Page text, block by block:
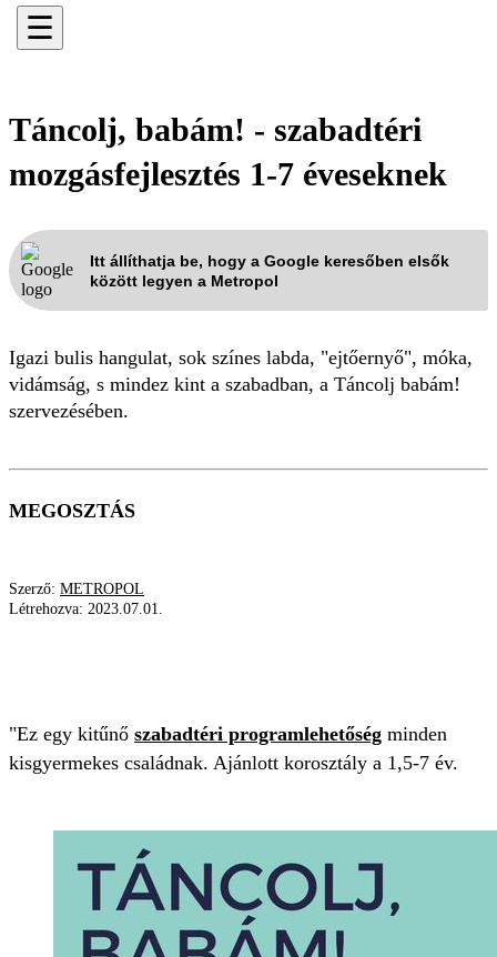
☰
Táncolj, babám! - szabadtéri
mozgásfejlesztés 1-7 éveseknek
Itt állíthatja be, hogy a Google keresőben elsők
között legyen a Metropol
Igazi bulis hangulat, sok színes labda, "ejtőernyő", móka,
vidámság, s mindez kint a szabadban, a Táncolj babám!
szervezésében.
MEGOSZTÁS
Szerző: METROPOL
Létrehozva: 2023.07.01.
"Ez egy kitűnő szabadtéri programlehetőség minden
kisgyermekes családnak. Ajánlott korosztály a 1,5-7 év.